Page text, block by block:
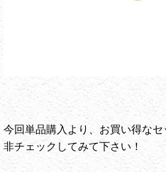
今回単品購入より、お買い得な
非チェックしてみて下さい！